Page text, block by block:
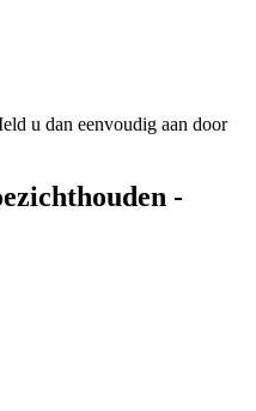
u dan eenvoudig aan door
-